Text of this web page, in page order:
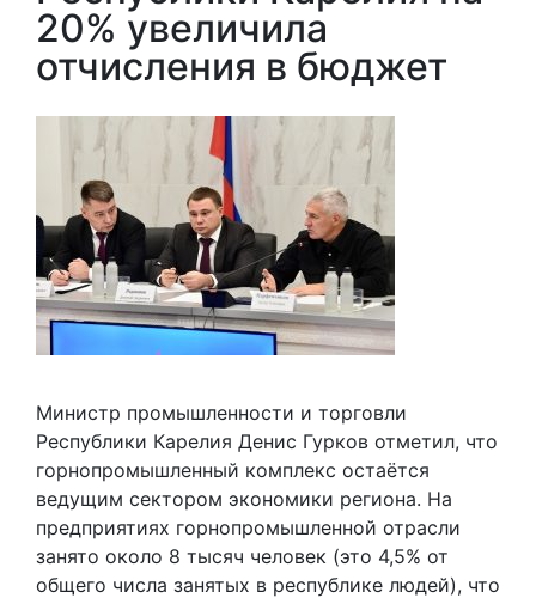
20% увеличила
отчисления в бюджет
Министр промышленности и торговли
Республики Карелия Денис Гурков отметил, что
горнопромышленный комплекс остаётся
ведущим сектором экономики региона. На
предприятиях горнопромышленной отрасли
занято около 8 тысяч человек (это 4,5% от
общего числа занятых в республике людей), что